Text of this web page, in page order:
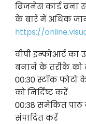
बिजनेस कार्ड बना
के बारे में अधिक
https://
वीपी इन्फोआर्ट
बनाने के तरीके को
00:30 स्टॉक फोटो
को निर्दिष्ट करें
00:38 समेकित
संपादित करें